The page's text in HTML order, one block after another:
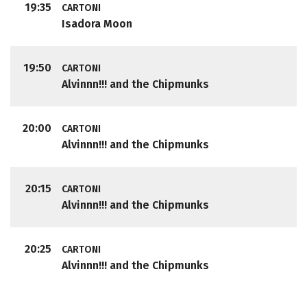
19:35 CARTONI
Isadora Moon
19:50 CARTONI
Alvinnn!!! and the Chipmunks
20:00 CARTONI
Alvinnn!!! and the Chipmunks
20:15 CARTONI
Alvinnn!!! and the Chipmunks
20:25 CARTONI
Alvinnn!!! and the Chipmunks